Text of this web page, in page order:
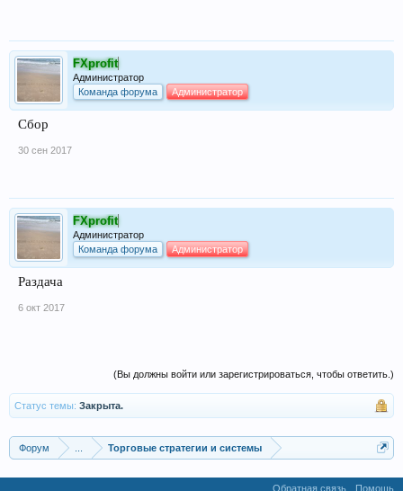
FXprofit
Администратор
Команда форума
Администратор
Сбор
30 сен 2017
FXprofit
Администратор
Команда форума
Администратор
Раздача
6 окт 2017
(Вы должны войти или зарегистрироваться, чтобы ответить.)
Статус темы: Закрыта.
Форум Торговые стратегии и системы
Обратная связь Помощь